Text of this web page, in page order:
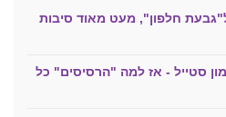
ל"גבעת חלפון", מעט מאוד סיבות
סטייל - אז למה "הרסיסים" כל